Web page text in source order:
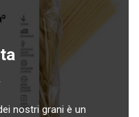
nostri grani è un